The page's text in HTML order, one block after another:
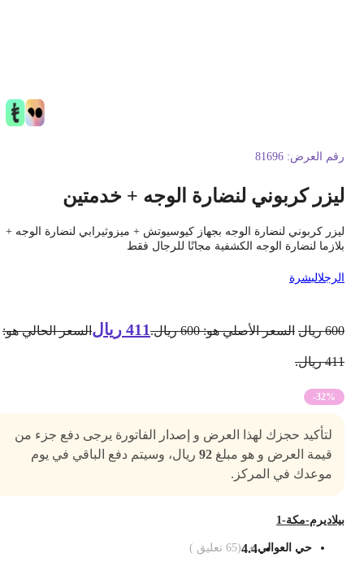
العرض: 81696
كربوني لنضارة الوجه + خدمتين
كربوني لنضارة الوجه بجهاز كيوسيوتش + ميزوثيرابي لنضارة الوجه +
لنضارة الوجه الكشفية مجانًا للرجال فقط
البشرة
ريال السعر الأصلي هو: 600 ريال. 411 ريال السعر الحالي هو:
-32%
لتأكيد حجزك لهذا العرض و إصدار الفاتورة يرجى دفع جزء من
قيمة العرض و هو مبلغ92ريال، وسيتم دفع الباقي في يوم
موعدك في المركز.
مكة-1
حي العوالي4.4
(
65تعليق )